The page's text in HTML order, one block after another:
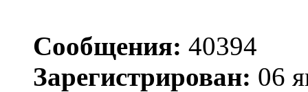
Сообщения: 40394
Зарегистрирован: 06